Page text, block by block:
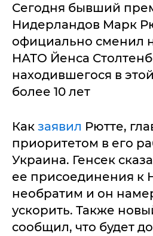
Сегодня бывший
Нидерландов Марк
официально сменил
НАТО Йенса
находившегося в
более 10 лет
Как заявил Рютте,
приоритетом в его
Украина. Генсек
ее присоединения к
необратим и он
ускорить. Также
сообщил, что будет